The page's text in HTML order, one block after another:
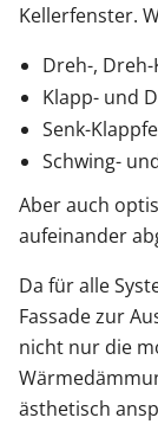
Kellerfenster.
Dreh-,
Klapp- und
Senk-
Schwing-
Aber auch
aufeinander
Da für alle
Fassade zur
nicht nur die
ästhetisch